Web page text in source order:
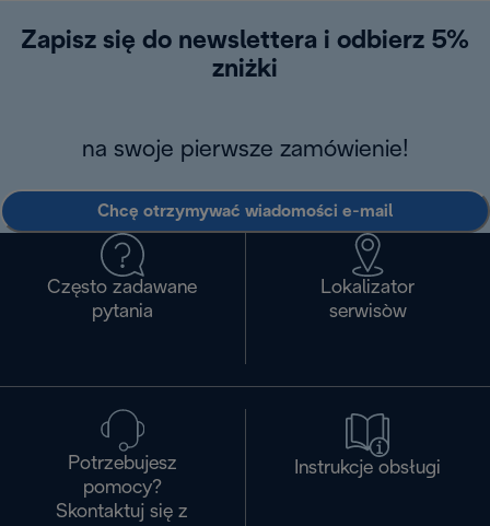
Zapisz się do newslettera i odbierz 5%
zniżki
na swoje pierwsze zamówienie!
Chcę otrzymywać wiadomości e-mail
Często zadawane
pytania
Lokalizator
serwisòw
Potrzebujesz
pomocy?
Skontaktuj się z
Instrukcje obsługi